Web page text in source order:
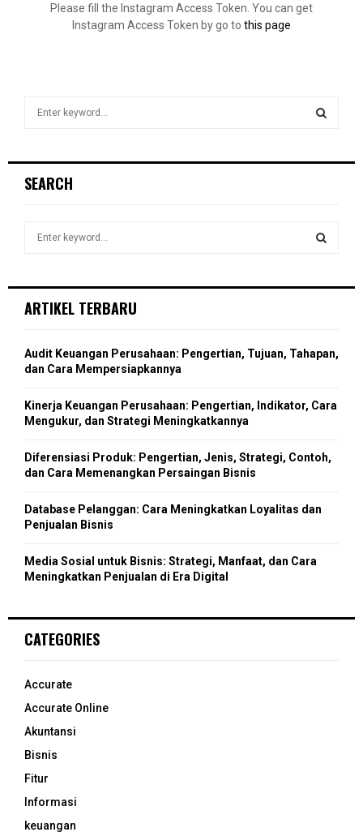
Please fill the Instagram Access Token. You can get
Instagram Access Token by go to this page
h
R
SEARCH
h
o
r
C
ARTIKEL TERBARU
Audit Keuangan Perusahaan: Pengertian, Tujuan, Tahapan,
dan Cara Mempersiapkannya
Kinerja Keuangan Perusahaan: Pengertian, Indikator, Cara
Mengukur, dan Strategi Meningkatkannya
Diferensiasi Produk: Pengertian, Jenis, Strategi, Contoh,
dan Cara Memenangkan Persaingan Bisnis
Database Pelanggan: Cara Meningkatkan Loyalitas dan
Penjualan Bisnis
Media Sosial untuk Bisnis: Strategi, Manfaat, dan Cara
Meningkatkan Penjualan di Era Digital
CATEGORIES
Accurate
Accurate Online
Akuntansi
Bisnis
Fitur
Informasi
keuangan